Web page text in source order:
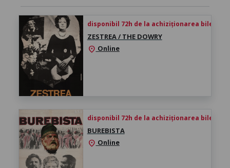
disponibil 72h de la achiziționarea biletului
ZESTREA / THE DOWRY
location_on Online
disponibil 72h de la achiziționarea biletului
BUREBISTA
location_on Online